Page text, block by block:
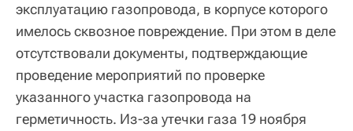
эксплуатацию газопровода, в корпусе которого
имелось сквозное повреждение. При этом в деле
отсутствовали документы, подтверждающие
проведение мероприятий по проверке
указанного участка газопровода на
герметичность. Из-за утечки газа 19 ноября